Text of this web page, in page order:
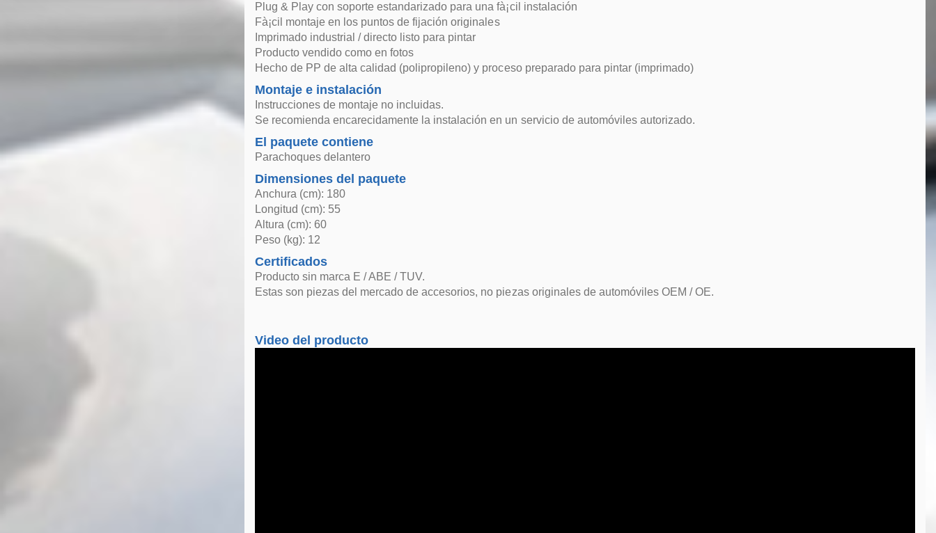
Plug & Play con soporte estandarizado para una fà¡cil instalación
Fà¡cil montaje en los puntos de fijación originales
Imprimado industrial / directo listo para pintar
Producto vendido como en fotos
Hecho de PP de alta calidad (polipropileno) y proceso preparado para pintar (imprimado)
Montaje e instalación
Instrucciones de montaje no incluidas.
Se recomienda encarecidamente la instalación en un servicio de automóviles autorizado.
El paquete contiene
Parachoques delantero
Dimensiones del paquete
Anchura (cm): 180
Longitud (cm): 55
Altura (cm): 60
Peso (kg): 12
Certificados
Producto sin marca E / ABE / TUV.
Estas son piezas del mercado de accesorios, no piezas originales de automóviles OEM / OE.
Video del producto